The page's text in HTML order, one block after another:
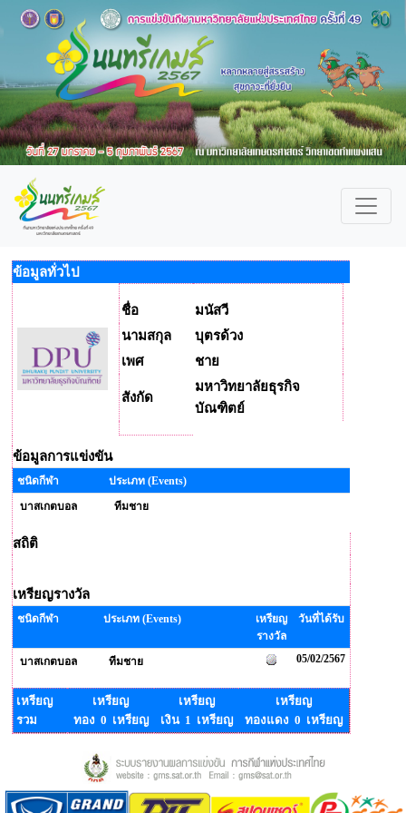
ข้อมูลทั่วไป
ชื่อ
มนัสวี
นามสกุล
บุตรด้วง
เพศ
ชาย
สังกัด
มหาวิทยาลัยธุรกิจ
บัณฑิตย์
ข้อมูลการแข่งขัน
ชนิดกีฬา
ประเภท (Events)
บาสเกตบอล
ทีมชาย
สถิติ
เหรียญรางวัล
ชนิดกีฬา ประเภท (Events)
เหรียญ
รางวัล
วันที่ได้รับ
บาสเกตบอล ทีมชาย 05/02/2567
เหรียญ
รวม
เหรียญ
ทอง 0 เหรียญ
เหรียญ
เงิน 1 เหรียญ
เหรียญ
ทองแดง 0 เหรียญ